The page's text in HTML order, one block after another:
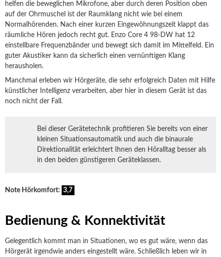
helfen die beweglichen Mikrofone, aber durch deren Position oben
auf der Ohrmuschel ist der Raumklang nicht wie bei einem
Normalhörenden. Nach einer kurzen Eingewöhnungszeit klappt das
räumliche Hören jedoch recht gut. Enzo Core 4 98-DW hat 12
einstellbare Frequenzbänder und bewegt sich damit im Mittelfeld. Ein
guter Akustiker kann da sicherlich einen vernünftigen Klang
herausholen.
Manchmal erleben wir Hörgeräte, die sehr erfolgreich Daten mit Hilfe
künstlicher Intelligenz verarbeiten, aber hier in diesem Gerät ist das
noch nicht der Fall.
Bei dieser Gerätetechnik profitieren Sie bereits von einer
kleinen Situationsautomatik und auch die binaurale
Direktionalität erleichtert Ihnen den Höralltag besser als
in den beiden günstigeren Geräteklassen.
Note Hörkomfort: 3,7
Bedienung & Konnektivität
Gelegentlich kommt man in Situationen, wo es gut wäre, wenn das
Hörgerät irgendwie anders eingestellt wäre. Schließlich leben wir in